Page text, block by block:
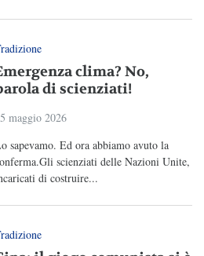
clima? No,
di scienziati!
maggio 2026
sapevamo. Ed ora abbiamo avuto la
scienziati delle Nazioni Unite,
di costruire...